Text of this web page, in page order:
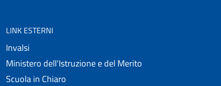
LINK ESTERNI
Invalsi
Ministero dell'Istruzione e del Merito
Scuola in Chiaro